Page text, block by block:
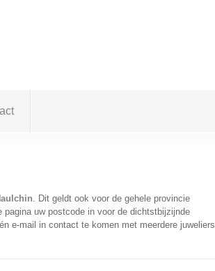
. Dit geldt ook voor de gehele provincie
pagina uw postcode in voor de dichtstbijzijnde
e-mail in contact te komen met meerdere juweliers